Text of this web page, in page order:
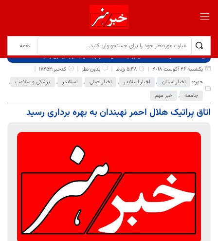
برگ نخست نوشته‌ها
اتاق پراتیک هلال احمر نهبندان به بهره برداری رسید
یکشنبه 26 آگوست 2018
5:48 ق.ظ بدون نظر
کدخبر:17252
حوزه:
اخبار استان , اخبار اسلایدر , اخبار اصلی , اسلایدر , پزشکی و سلامت ,
جامعه , خبر مهم
اتاق پراتیک هلال احمر نهبندان به بهره برداری رسید